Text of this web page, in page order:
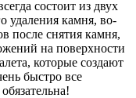
состоит из двух
удаления камня, во-
после снятия камня,
на поверхности
которые создают
быстро все